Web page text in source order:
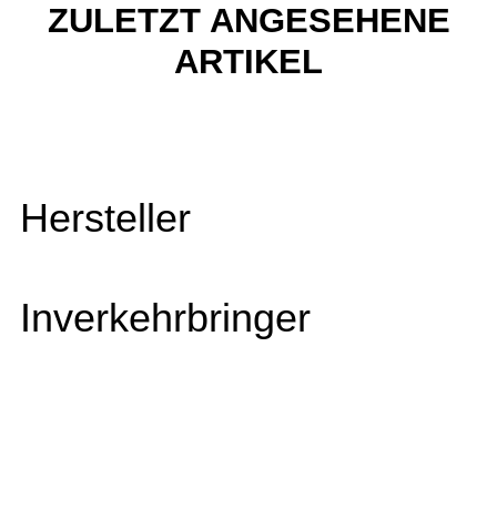
ZULETZT ANGESEHENE
ARTIKEL
Hersteller
Inverkehrbringer